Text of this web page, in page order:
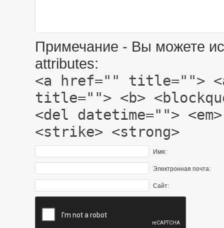
Примечание - Вы можете
attributes:
<a href="" title="">
title=""> <b>
<del datetime="">
<strike> <strong>
Имя:
Электронная почта:
Сайт: